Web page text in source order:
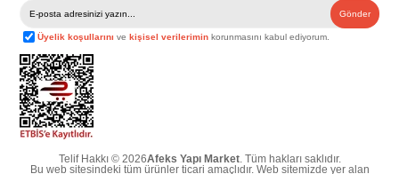
Gönder
Üyelik koşullarını vekişisel verilerimin korunmasını kabul ediyorum.
Telif Hakkı © 2026Afeks Yapı Market. Tüm hakları saklıdır.
Bu web sitesindeki tüm ürünler ticari amaçlıdır. Web sitemizde yer alan